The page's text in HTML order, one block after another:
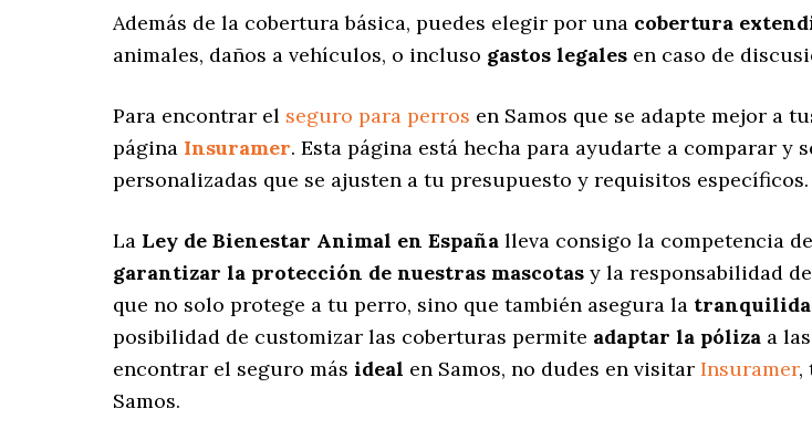
Además de la cobertura básica, puedes elegir por una cobertura
animales, daños a vehículos, o incluso gastos legales en caso de
Para encontrar el seguro para perros en Samos que se adapte mejor a
página Insuramer. Esta página está hecha para ayudarte a comparar y
personalizadas que se ajusten a tu presupuesto y requisitos específicos.
La Ley de Bienestar Animal en España lleva consigo la competencia
garantizar la protección de nuestras mascotas y la responsabilidad
que no solo protege a tu perro, sino que también asegura la
posibilidad de customizar las coberturas permite adaptar la póliza a
encontrar el seguro más ideal en Samos, no dudes en visitar Insuramer,
Samos.